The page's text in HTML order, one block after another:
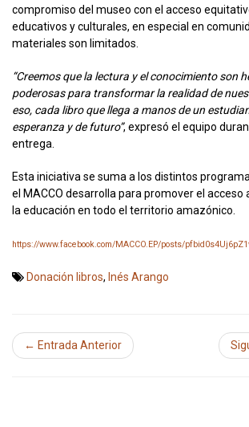
compromiso del museo con el acceso
educativos y culturales, en especial en
materiales son limitados.
“Creemos que la lectura y el conocimiento son
poderosas para transformar la realidad de
eso, cada libro que llega a manos de un
esperanza y de futuro”, expresó el equipo
entrega.
Esta iniciativa se suma a los distintos
el MACCO desarrolla para promover el acceso
la educación en todo el territorio amazónico.
https://www.facebook.com/MACCO.EP/posts/
Donación libros, Inés Arango
← Entrada Anterior